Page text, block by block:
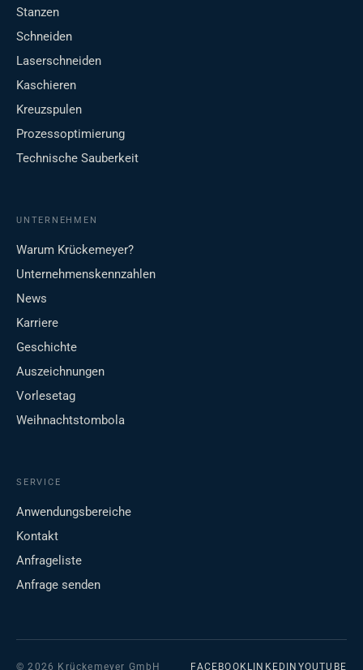
Stanzen
Schneiden
Laserschneiden
Kaschieren
Kreuzspulen
Prozessoptimierung
Technische Sauberkeit
UNTERNEHMEN
Warum Krückemeyer?
Unternehmenskennzahlen
News
Karriere
Geschichte
Auszeichnungen
Vorlesetag
Weihnachtstombola
SERVICE
Anwendungsbereiche
Kontakt
Anfrageliste
Anfrage senden
© 2026 Krückemeyer GmbH FACEBOOK LINKEDIN YOUTUBE